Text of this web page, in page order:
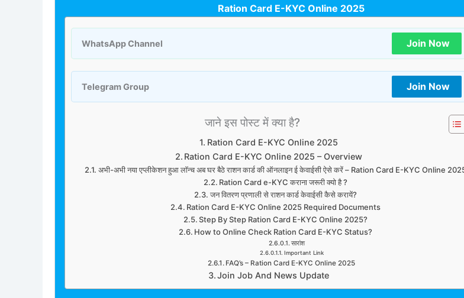
Ration Card E-KYC Online 2025
WhatsApp Channel Join Now
Telegram Group Join Now
जाने इस पोस्ट में क्या है?
Ration Card E-KYC Online 2025
Ration Card E-KYC Online 2025 – Overview
अभी-अभी नया एप्लीकेशन हुआ लॉन्च अब घर बैठे राशन कार्ड की ऑनलाइन ई केवाईसी ऐसे करें – Ration Card E-KYC Online
Ration Card e-KYC कराना जरूरी क्यो है ?
जन वितरण प्रणाली से राशन कार्ड केवाईसी कैसे करायें?
Ration Card E-KYC Online 2025 Required Documents
Step By Step Ration Card E-KYC Online 2025?
How to Online Check Ration Card E-KYC Status?
सारांश
Important Link
FAQ’s – Ration Card E-KYC Online 2025
Join Job And News Update